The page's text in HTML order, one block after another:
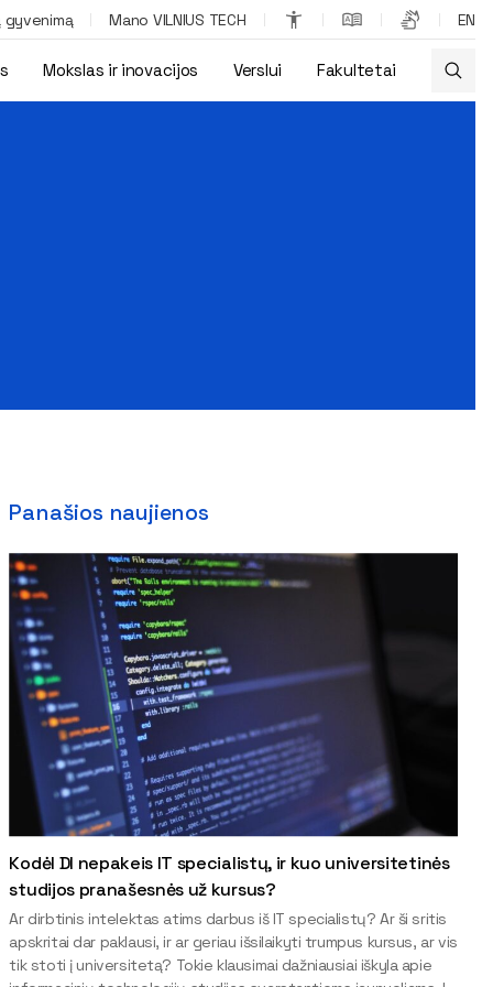
gyvenimą Mano VILNIUS TECH EN
Mokslas ir inovacijos Verslui Fakultetai
Panašios naujienos
Kodėl DI nepakeis IT specialistų, ir kuo universitetinės
studijos pranašesnės už kursus?
Ar dirbtinis intelektas atims darbus iš IT specialistų? Ar ši sritis
apskritai dar paklausi, ir ar geriau išsilaikyti trumpus kursus, ar vis
tik stoti į universitetą? Tokie klausimai dažniausiai iškyla apie